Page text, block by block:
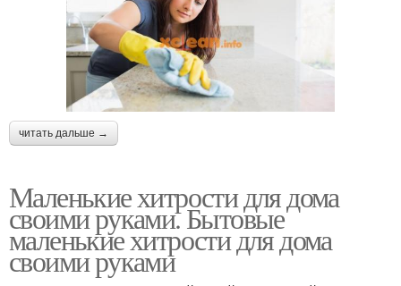
читать дальше →
Маленькие хитрости для дома
своими руками. Бытовые
маленькие хитрости для дома
своими руками